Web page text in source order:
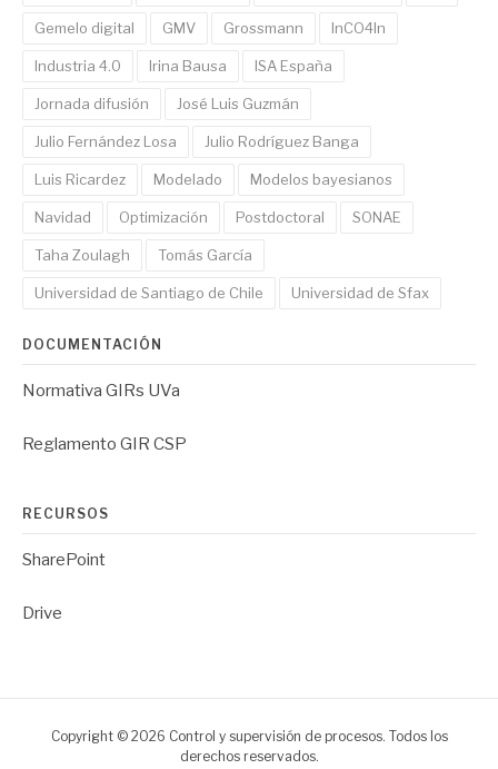
Gemelo digital GMV Grossmann InCO4In
Industria 4.0 Irina Bausa ISA España
Jornada difusión José Luis Guzmán
Julio Fernández Losa Julio Rodríguez Banga
Luis Ricardez Modelado Modelos bayesianos
Navidad Optimización Postdoctoral SONAE
Taha Zoulagh Tomás García
Universidad de Santiago de Chile Universidad de Sfax
DOCUMENTACIÓN
Normativa GIRs UVa
Reglamento GIR CSP
RECURSOS
SharePoint
Drive
Copyright © 2026 Control y supervisión de procesos. Todos los
derechos reservados.